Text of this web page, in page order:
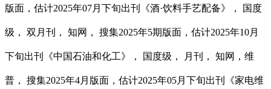
版面，估计2025年07月下旬出刊《酒·饮料手艺配备》， 国度
级， 双月刊， 知网， 搜集2025年5期版面，估计2025年10月
下旬出刊《中国石油和化工》， 国度级， 月刊， 知网，维
普， 搜集2025年4月版面，估计2025年05月下旬出刊《家电维